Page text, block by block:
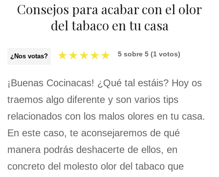
Consejos para acabar con el olor
del tabaco en tu casa
¿Nos votas? ★★★★★ 5 sobre 5 (1 votos)
¡Buenas Cocinacas! ¿Qué tal estáis? Hoy os
traemos algo diferente y son varios tips
relacionados con los malos olores en tu casa.
En este caso, te aconsejaremos de qué
manera podrás deshacerte de ellos, en
concreto del molesto olor del tabaco que